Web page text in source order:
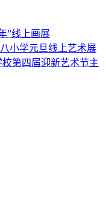
”线上画展
小学元旦线上艺术展
第四届迎新艺术节主